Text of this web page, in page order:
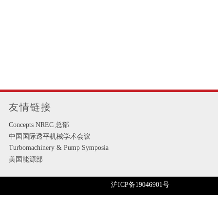
沪ICP备19046901号
Concepts NREC 总部
中国国际透平机械学术会议
Turbomachinery & Pump Symposia
美国能源部
友情链接